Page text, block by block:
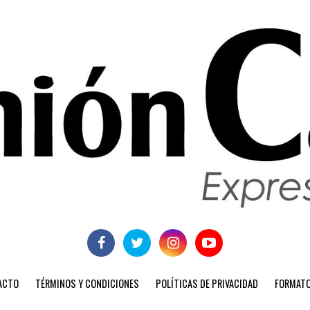
TÉRMINOS Y CONDICIONES POLÍTICAS DE PRIVACIDAD